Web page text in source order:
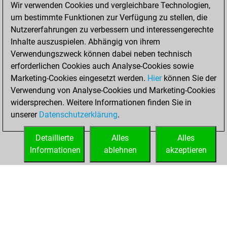
You achieved a
BeautyScore of 59
Fritz
achieved a new Elo
of 1561
Freitag, Oktober
28, 2022
You created
your Fritz account
Wir verwenden Cookies und vergleichbare Technologien,
um bestimmte Funktionen zur Verfügung zu stellen, die
Nutzererfahrungen zu verbessern und interessengerechte
Inhalte auszuspielen. Abhängig von ihrem
Verwendungszweck können dabei neben technisch
erforderlichen Cookies auch Analyse-Cookies sowie
Marketing-Cookies eingesetzt werden. Hierkönnen Sie der
Verwendung von Analyse-Cookies und Marketing-Cookies
widersprechen. Weitere Informationen finden Sie in
unserer Datenschutzerklärung.
Alles
akzeptieren
Alles
ablehnen
Detaillierte
Informationen